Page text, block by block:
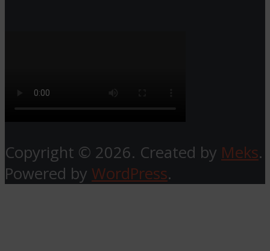
Copyright © 2026. Created by Meks.
Powered by WordPress.